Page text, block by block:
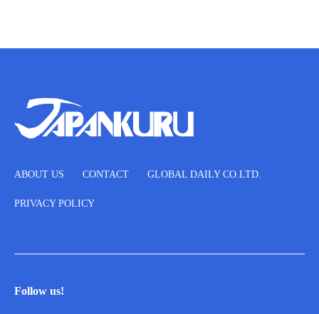
ABOUT US CONTACT GLOBAL DAILY CO.LTD.
PRIVACY POLICY
Follow us!